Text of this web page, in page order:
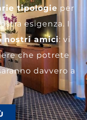
tipologie per
esigenza. I
nostri amici: vi
che potrete
davvero a